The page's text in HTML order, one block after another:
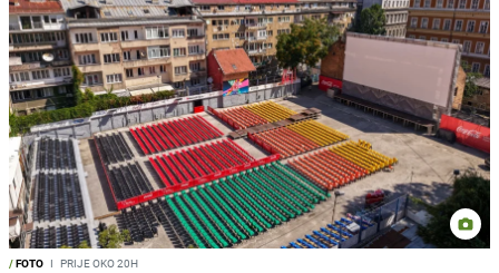
/FOTO I PRIJE OKO 20H